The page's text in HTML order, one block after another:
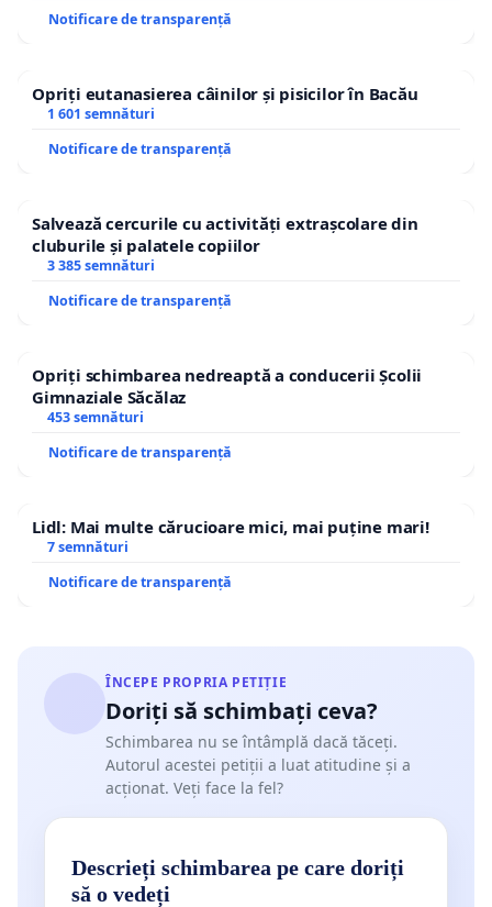
Notificare de transparență
Opriți eutanasierea câinilor și pisicilor în Bacău
1 601 semnături
Notificare de transparență
Salvează cercurile cu activități extrașcolare din
cluburile și palatele copiilor
3 385 semnături
Notificare de transparență
Opriți schimbarea nedreaptă a conducerii Școlii
Gimnaziale Săcălaz
453 semnături
Notificare de transparență
Lidl: Mai multe cărucioare mici, mai puține mari!
7 semnături
Notificare de transparență
ÎNCEPE PROPRIA PETIȚIE
Doriți să schimbați ceva?
Schimbarea nu se întâmplă dacă tăceți.
Autorul acestei petiții a luat atitudine și a
acționat. Veți face la fel?
Descrieți schimbarea pe care doriți
să o vedeți